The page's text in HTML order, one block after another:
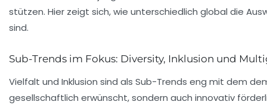
stützen. Hier zeigt sich, wie unterschiedlich global die
sind.
Sub-Trends im Fokus: Diversity, Inklusion und
Vielfalt und Inklusion sind als Sub-Trends eng mit dem
gesellschaftlich erwünscht, sondern auch innovativ